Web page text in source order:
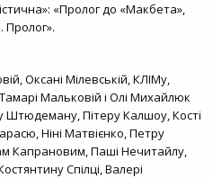
«Пролог до «Макбета»,
Пролог».
Оксані Мілевській, КЛІМу,
Мальковій і Олі Михайлюк
Пітеру Калшоу, Кості
Ніні Матвієнко, Петру
Капрановим, Паші Нечитайлу,
Спілці, Валері